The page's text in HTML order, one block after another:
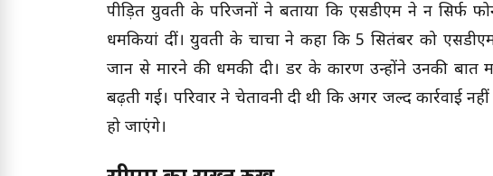
पीड़ित युवती के परिजनों ने बताया कि एसडीएम ने न सिर्फ
धमकियां दीं। युवती के चाचा ने कहा कि 5 सितंबर को
जान से मारने की धमकी दी। डर के कारण उन्होंने उनकी बात
बढ़ती गई। परिवार ने चेतावनी दी थी कि अगर जल्द कार्रवाई
हो जाएंगे।